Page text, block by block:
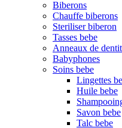
Biberons
Chauffe biberons
Steriliser biberon
Tasses bebe
Anneaux de
Babyphones
Soins bebe
Lingettes
Huile bebe
Savon bebe
Talc bebe